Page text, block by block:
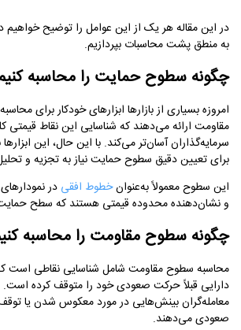
در این مقاله هر یک از این عوامل را توضیح خواهیم
به منطق پشت محاسبات بپردازیم.
چگونه سطوح حمایت را محاسبه
امروزه بسیاری از بازارها ابزارهای خودکار برای
مقاومت ارائه می‌دهند که شناسایی این نقاط قیمتی
سرمایه‌گذاران آسان‌تر می‌کند. با این حال، این
برای تعیین دقیق سطوح حمایت نیاز به تجزیه و
این سطوح معمولاً به‌عنوانخطوط افقی در
و نشان‌دهنده محدوده قیمتی هستند که سطح
چگونه سطوح مقاومت را محاسبه
محاسبه سطوح مقاومت شامل شناسایی نقاطی است
دارایی قبلاً حرکت صعودی خود را متوقف کرده
معامله‌گران بینش‌هایی در مورد معکوس شدن یا
صعودی می‌دهند.